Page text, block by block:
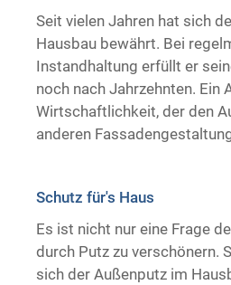
Seit vielen Jahren hat sich
Hausbau bewährt. Bei
Instandhaltung erfüllt er
noch nach Jahrzehnten. Ein
Wirtschaftlichkeit, der den
anderen
Schutz für's Haus
Es ist nicht nur eine Frage
durch Putz zu verschönern.
sich der Außenputz im